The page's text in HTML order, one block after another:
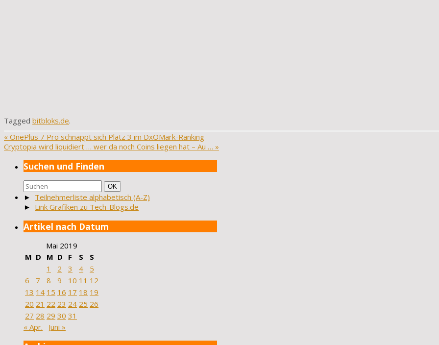
Tagged bitbloks.de.
« OnePlus 7 Pro schnappt sich Platz 3 im DxOMark-Ranking
Cryptopia wird liquidiert … wer da noch Coins liegen hat – Au … »
Suchen und Finden
Suchen
nach:
Suchen
OK
► Teilnehmerliste alphabetisch (A-Z)
► Link Grafiken zu Tech-Blogs.de
Artikel nach Datum
Mai 2019
M D M D F S
S
1
2 3 4
5
6
7 8 9 10 11 12
13 14 15 16 17 18 19
20 21 22 23 24 25 26
27 28 29 30 31
« Apr.
Juni »